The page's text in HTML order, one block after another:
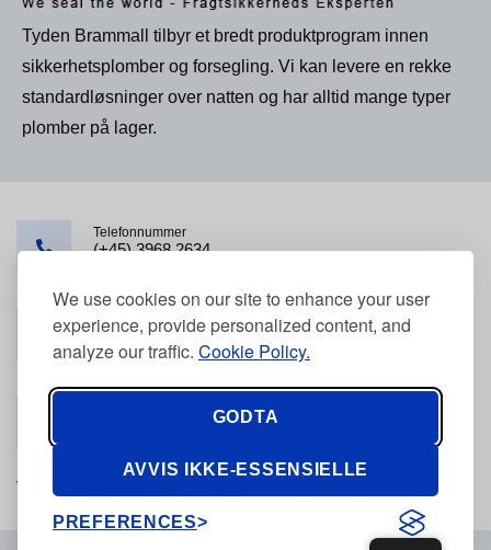
We use cookies on our site to enhance your user
experience, provide personalized content, and
analyze our traffic. Cookie Policy.
GODTA
AVVIS IKKE-ESSENSIELLE
PREFERENCES
Tyden Brammall tilbyr et bredt produktprogram innen
sikkerhetsplomber og forsegling. Vi kan levere en rekke
standardløsninger over natten og har alltid mange typer
plomber på lager.
Telefonnummer
(+45) 3968 2634
Telefonnummer
(+45) 2421 3440
Post
kontakt@tyden.dk
Stolpegårdsvej 7, 2820 Gentofte, Danmark
Vårt EORI-nummer er: DK21984876